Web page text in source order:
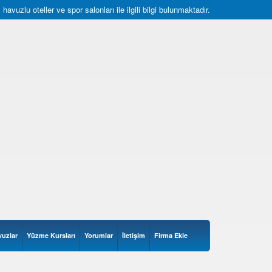
oteller ve spor salonları ile ilgili bilgi bulunmaktadır.
Yüzme Kursları Yorumlar İletişim Firma Ekle